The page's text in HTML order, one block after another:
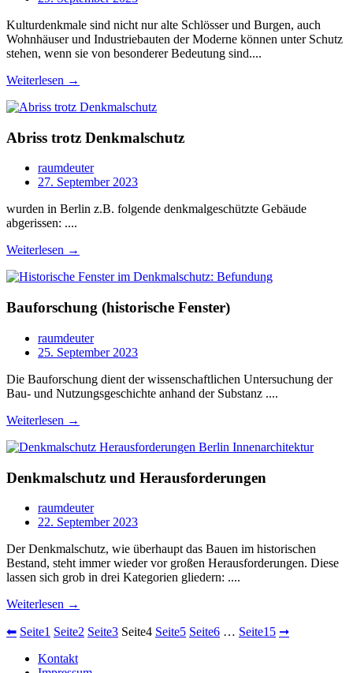
Kulturdenkmale sind nicht nur alte Schlösser und Burgen, auch
Wohnhäuser und Industriebauten der Moderne können unter Schutz
stehen, wenn sie von besonderer Bedeutung sind....
Weiterlesen →
Abriss trotz Denkmalschutz
raumdeuter
27. September 2023
wurden in Berlin z.B. folgende denkmalgeschützte Gebäude
abgerissen: ....
Weiterlesen →
Bauforschung (historische Fenster)
raumdeuter
25. September 2023
Die Bauforschung dient der wissenschaftlichen Untersuchung der
Bau- und Nutzungsgeschichte anhand der Substanz ....
Weiterlesen →
Denkmalschutz und Herausforderungen
raumdeuter
22. September 2023
Der Denkmalschutz, wie überhaupt das Bauen im historischen
Bestand, steht immer wieder vor großen Herausforderungen. Diese
lassen sich grob in drei Kategorien gliedern: ....
Weiterlesen →
⬅ Seite1 Seite2 Seite3 Seite4 Seite5 Seite6 … Seite15 ➞
Kontakt